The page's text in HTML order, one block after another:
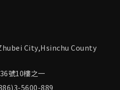
City,Hsinchu County
號10樓之一
5600-889